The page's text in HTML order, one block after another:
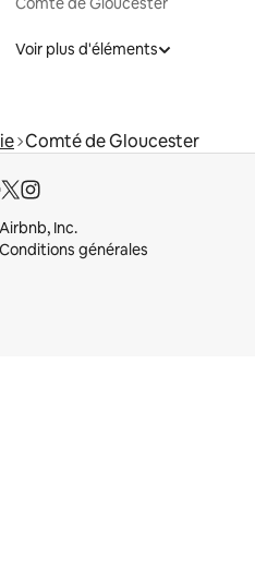
Voir plus d'éléments
Comté de Gloucester
Inc.
Conditions générales